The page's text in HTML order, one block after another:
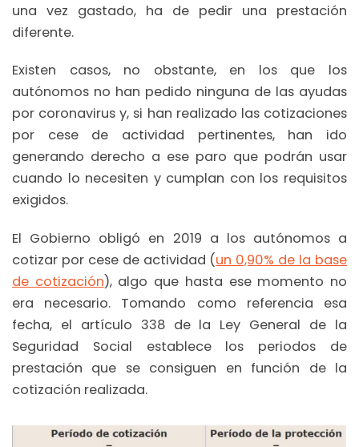
una vez gastado, ha de pedir una prestación
diferente.
Existen casos, no obstante, en los que los
autónomos no han pedido ninguna de las ayudas
por coronavirus y, si han realizado las cotizaciones
por cese de actividad pertinentes, han ido
generando derecho a ese paro que podrán usar
cuando lo necesiten y cumplan con los requisitos
exigidos.
El Gobierno obligó en 2019 a los autónomos a
cotizar por cese de actividad (un 0,90% de la base
de cotización), algo que hasta ese momento no
era necesario. Tomando como referencia esa
fecha, el artículo 338 de la Ley General de la
Seguridad Social establece los periodos de
prestación que se consiguen en función de la
cotización realizada.